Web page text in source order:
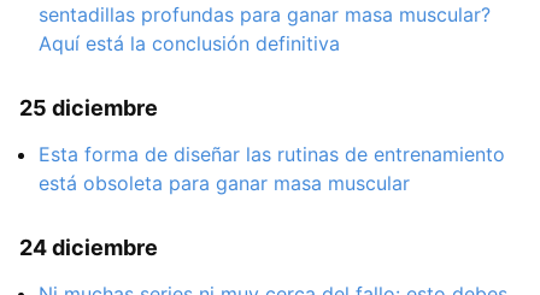
sentadillas profundas para ganar masa muscular?
Aquí está la conclusión definitiva
25 diciembre
Esta forma de diseñar las rutinas de entrenamiento
está obsoleta para ganar masa muscular
24 diciembre